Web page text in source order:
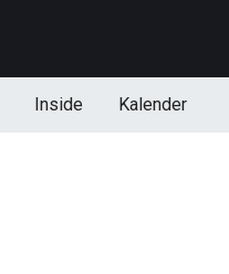
Inside Kalender